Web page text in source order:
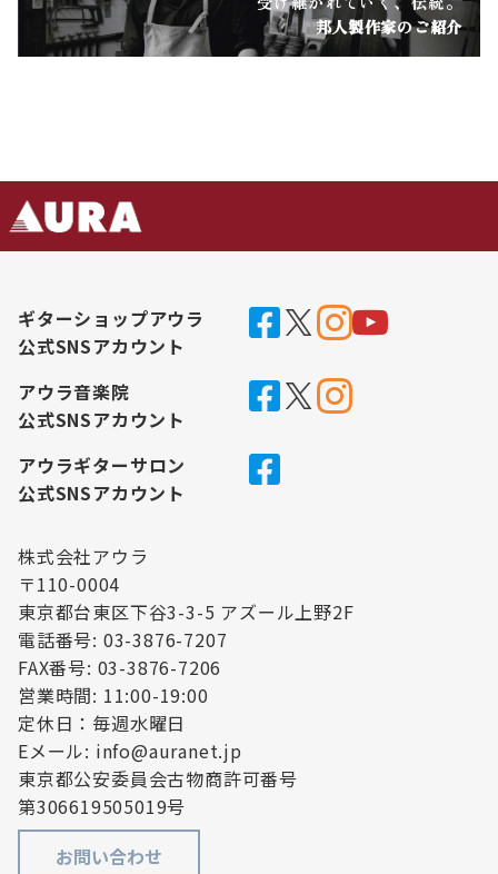
邦人製作家のご紹介
ギターショップアウラ
公式SNSアカウント
アウラ音楽院
公式SNSアカウント
アウラギターサロン
公式SNSアカウント
株式会社アウラ
〒110-0004
東京都台東区下谷3-3-5 アズール上野2F
電話番号: 03-3876-7207
FAX番号: 03-3876-7206
営業時間: 11:00-19:00
定休日：毎週水曜日
Eメール: info@auranet.jp
東京都公安委員会古物商許可番号
第306619505019号
お問い合わせ